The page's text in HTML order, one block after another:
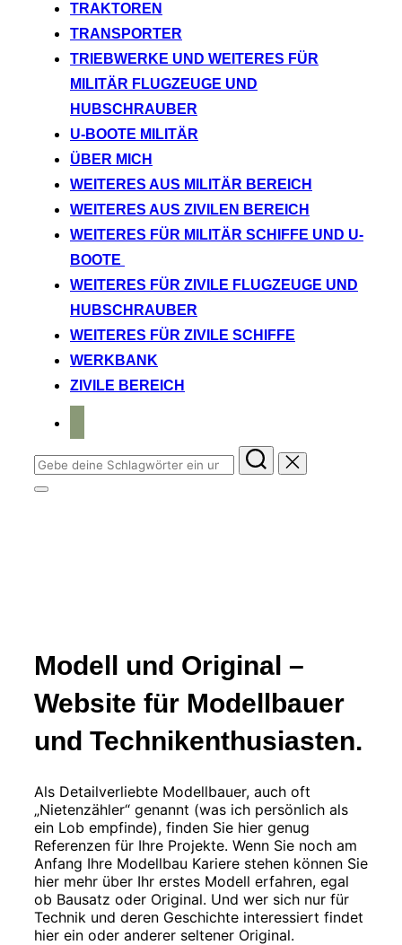
TRAKTOREN
TRANSPORTER
TRIEBWERKE UND WEITERES FÜR
MILITÄR FLUGZEUGE UND
HUBSCHRAUBER
U-BOOTE MILITÄR
ÜBER MICH
WEITERES AUS MILITÄR BEREICH
WEITERES AUS ZIVILEN BEREICH
WEITERES FÜR MILITÄR SCHIFFE UND U-
BOOTE
WEITERES FÜR ZIVILE FLUGZEUGE UND
HUBSCHRAUBER
WEITERES FÜR ZIVILE SCHIFFE
WERKBANK
ZIVILE BEREICH
Suchen
nach:
Seitenleiste
scrollenModell und Original –
Website für Modellbauer
und Technikenthusiasten.
Als Detailverliebte Modellbauer, auch oft
„Nietenzähler“ genannt (was ich persönlich als
ein Lob empfinde), finden Sie hier genug
Referenzen für Ihre Projekte. Wenn Sie noch am
Anfang Ihre Modellbau Kariere stehen können Sie
hier mehr über Ihr erstes Modell erfahren, egal
ob Bausatz oder Original. Und wer sich nur für
Technik und deren Geschichte interessiert findet
hier ein oder anderer seltener Original.